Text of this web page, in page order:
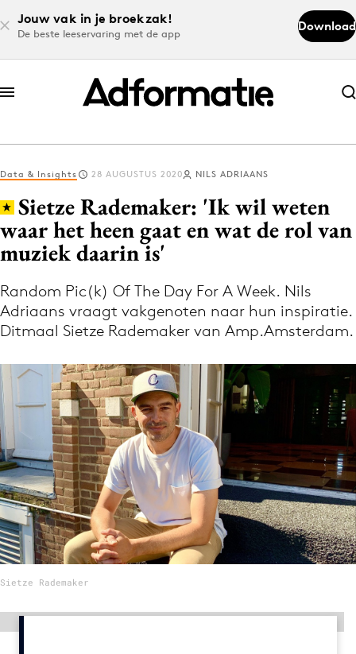
Jouw vak in je broekzak!
De beste leeservaring met de app
Download
Abonneer nu
Abonneer nu
Log in
Download de app
Volg het laatste nieuws via de Adformatie
Nieuws app
Menu
Home
9 sept: GenAI-training
12 nov: MarketingLive!
Adverteren
Events
Academy
Data & Insights 28 AUGUSTUS 2020 NILS ADRIAANS
Sietze Rademaker: 'Ik wil weten
waar het heen gaat en wat de rol van
muziek daarin is'
Random Pic(k) Of The Day For A Week. Nils
Adriaans vraagt vakgenoten naar hun inspiratie.
Ditmaal Sietze Rademaker van Amp.Amsterdam.
Sietze Rademaker